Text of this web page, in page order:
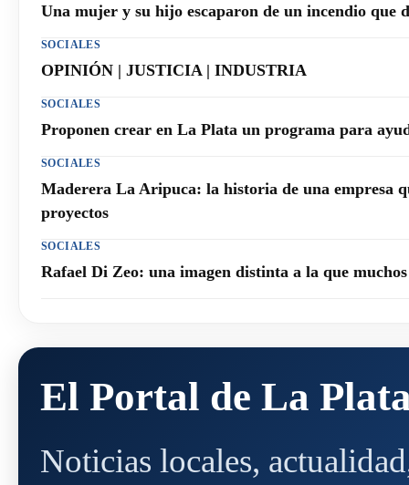
Una mujer y su hijo escaparon de un incendio que
SOCIALES
OPINIÓN | JUSTICIA | INDUSTRIA
SOCIALES
Proponen crear en La Plata un programa para
SOCIALES
Maderera La Aripuca: la historia de una empresa
proyectos
SOCIALES
Rafael Di Zeo: una imagen distinta a la que
El Portal de La
Noticias locales,